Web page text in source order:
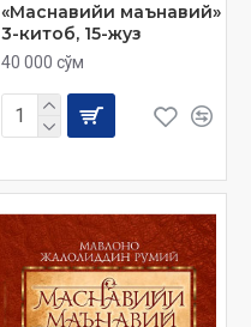
«Маснавийи маънавий»
3-китоб, 15-жуз
40 000 сўм